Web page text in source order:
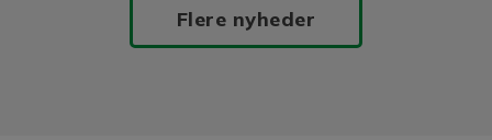
Flere nyheder